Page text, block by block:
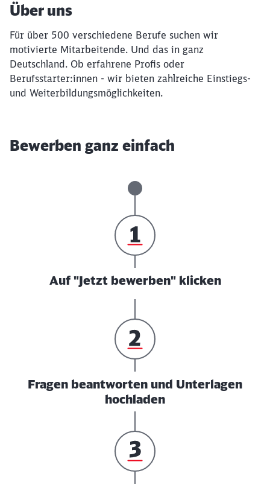
Über uns
Für über 500 verschiedene Berufe suchen wir
motivierte Mitarbeitende. Und das in ganz
Deutschland. Ob erfahrene Profis oder
Berufsstarter:innen - wir bieten zahlreiche Einstiegs-
und Weiterbildungsmöglichkeiten.
Bewerben ganz einfach
Auf "Jetzt bewerben" klicken
Fragen beantworten und Unterlagen
hochladen